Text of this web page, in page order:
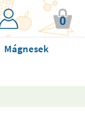
0
Mágnesek